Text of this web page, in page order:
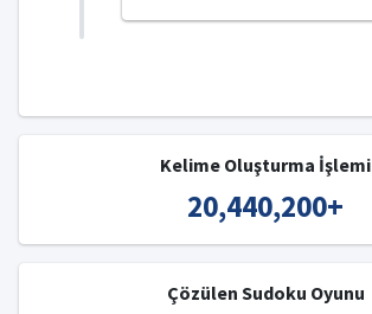
Kelime Oluşturma İşlemi
20,440,200+
Çözülen Sudoku Oyunu